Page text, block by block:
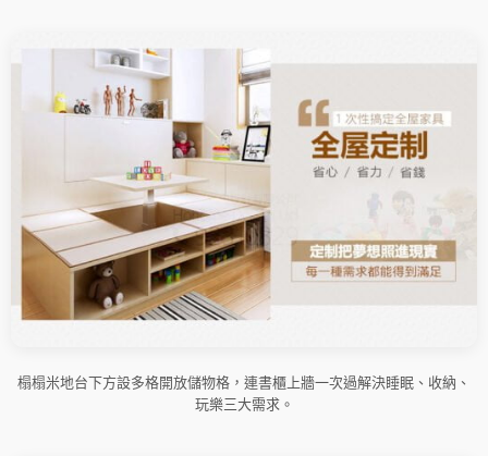
能
房
數
榻榻米地台下方設多格開放儲物格，連書櫃上牆一次過解決睡眠、收納、
玩樂三大需求。